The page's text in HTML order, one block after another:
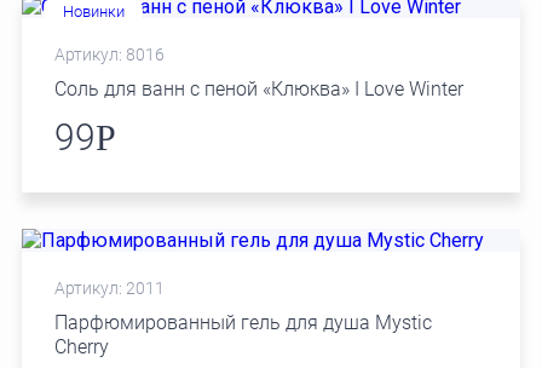
Новинки
Артикул: 8016
Соль для ванн с пеной «Клюква» I Love Winter
99Р
Артикул: 2011
Парфюмированный гель для душа Mystic
Cherry